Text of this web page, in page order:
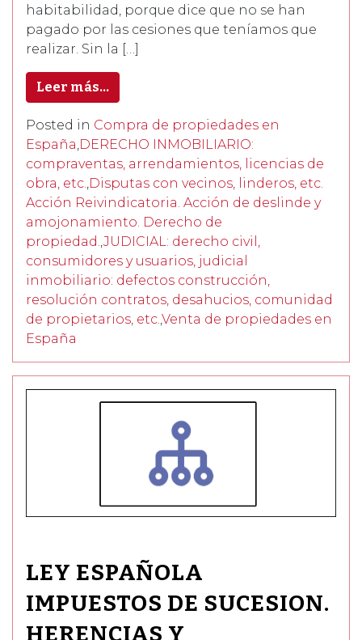
habitabilidad, porque dice que no se han
pagado por las cesiones que teníamos que
realizar. Sin la […]
Leer más…
Posted in Compra de propiedades en
España,DERECHO INMOBILIARIO:
compraventas, arrendamientos, licencias de
obra, etc.,Disputas con vecinos, linderos, etc.
Acción Reivindicatoria. Acción de deslinde y
amojonamiento. Derecho de
propiedad.,JUDICIAL: derecho civil,
consumidores y usuarios, judicial
inmobiliario: defectos construcción,
resolución contratos, desahucios, comunidad
de propietarios, etc.,Venta de propiedades en
España
LEY ESPAÑOLA
IMPUESTOS DE SUCESION.
HERENCIAS Y